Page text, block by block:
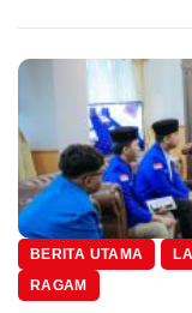
BERITA UTAMA
RAGAM